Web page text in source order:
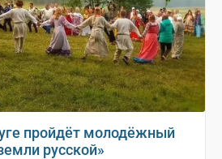
пройдёт молодёжный
русской»